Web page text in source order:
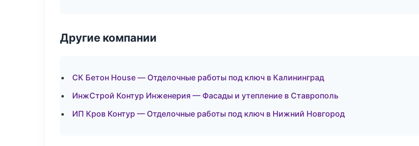
Другие компании
СК Бетон House — Отделочные работы под ключ в Калининград
ИнжСтрой Контур Инженерия — Фасады и утепление в Ставрополь
ИП Кров Контур — Отделочные работы под ключ в Нижний Новгород